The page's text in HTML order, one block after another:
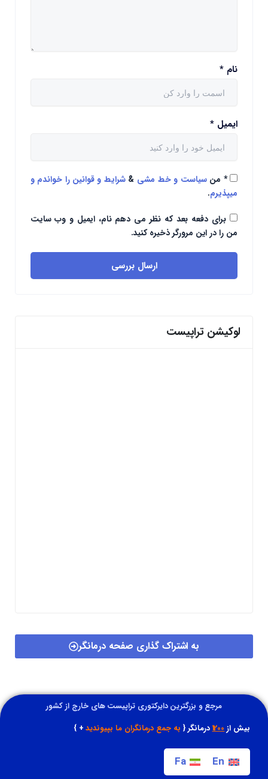
نام *
ایمیل *
* منسیاست و خط مشی &شرایط و قوانین را خواندم و
میپذیرم.
برای دفعه بعد که نظر می دهم نام، ایمیل و وب سایت
من را در این مرورگر ذخیره کنید.
ارسال بررسی
لوکیشن تراپیست
به اشتراک گذاری صفحه درمانگر
مرجع و بزرگترین دایرکتوری تراپیست های خارج از کشور
بیش از1200درمانگر { به جمع درمانگران ما بپیوندید+ }
En
Fa